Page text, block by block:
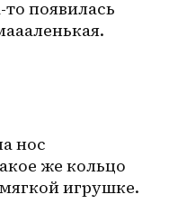
то появилась
нос
же кольцо
игрушке.